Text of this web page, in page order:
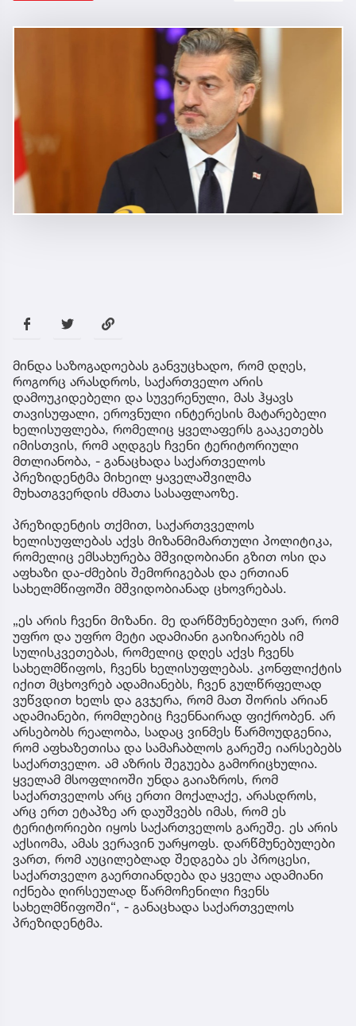
მინდა საზოგადოებას განვუცხადო, რომ დღეს,
როგორც არასდროს, საქართველო არის
დამოუკიდებელი და სუვერენული, მას ჰყავს
თავისუფალი, ეროვნული ინტერესის მატარებელი
ხელისუფლება, რომელიც ყველაფერს გააკეთებს
იმისთვის, რომ აღდგეს ჩვენი ტერიტორიული
მთლიანობა, - განაცხადა საქართველოს
პრეზიდენტმა მიხეილ ყაველაშვილმა
მუხათგვერდის ძმათა სასაფლაოზე.
პრეზიდენტის თქმით, საქართვველოს
ხელისუფლებას აქვს მიზანმიმართული პოლიტიკა,
რომელიც ემსახურება მშვიდობიანი გზით ოსი და
აფხაზი და-ძმების შემორიგებას და ერთიან
სახელმწიფოში მშვიდობიანად ცხოვრებას.
„ეს არის ჩვენი მიზანი. მე დარწმუნებული ვარ, რომ
უფრო და უფრო მეტი ადამიანი გაიზიარებს იმ
სულისკვეთებას, რომელიც დღეს აქვს ჩვენს
სახელმწიფოს, ჩვენს ხელისუფლებას. კონფლიქტის
იქით მცხოვრებ ადამიანებს, ჩვენ გულწრფელად
ვუწვდით ხელს და გვჯერა, რომ მათ შორის არიან
ადამიანები, რომლებიც ჩვენნაირად ფიქრობენ. არ
არსებობს რეალობა, სადაც ვინმეს წარმოუდგენია,
რომ აფხაზეთისა და სამაჩაბლოს გარეშე იარსებებს
საქართველო. ამ აზრის შეგუება გამორიცხულია.
ყველამ მსოფლიოში უნდა გაიაზროს, რომ
საქართველოს არც ერთი მოქალაქე, არასდროს,
არც ერთ ეტაპზე არ დაუშვებს იმას, რომ ეს
ტერიტორიები იყოს საქართველოს გარეშე. ეს არის
აქსიომა, ამას ვერავინ უარყოფს. დარწმუნებულები
ვართ, რომ აუცილებლად შედგება ეს პროცესი,
საქართველო გაერთიანდება და ყველა ადამიანი
იქნება ღირსეულად წარმოჩენილი ჩვენს
სახელმწიფოში“, - განაცხადა საქართველოს
პრეზიდენტმა.